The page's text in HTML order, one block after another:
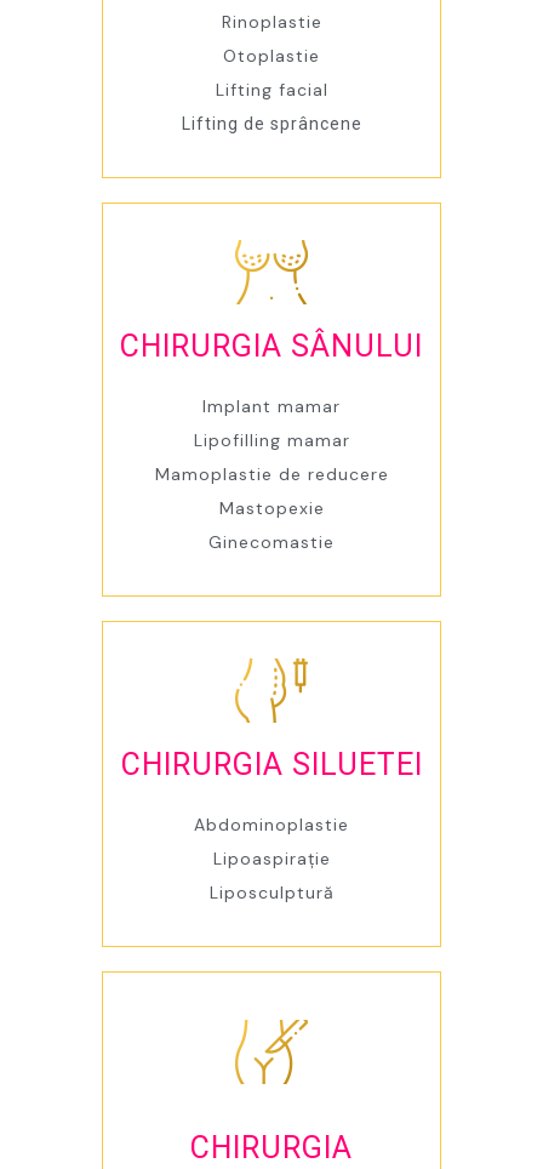
Rinoplastie
Otoplastie
Lifting facial
Lifting de sprâncene
CHIRURGIA SÂNULUI
Implant mamar
Lipofilling mamar
Mamoplastie de reducere
Mastopexie
Ginecomastie
CHIRURGIA SILUETEI
Abdominoplastie
Lipoaspirație
Liposculptură
CHIRURGIA